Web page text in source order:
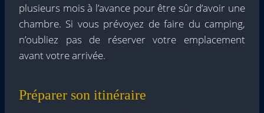
plusieurs mois à l’avance pour être sûr d’avoir une
chambre. Si vous prévoyez de faire du camping,
n’oubliez pas de réserver votre emplacement
avant votre arrivée.
Préparer son itinéraire